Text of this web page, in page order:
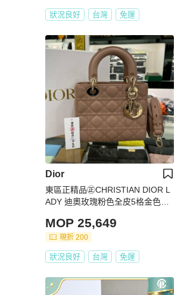
狀況良好 台灣 免運
Dior
東區正精品㊣CHRISTIAN DIOR L
ADY 迪奧玫瑰粉色全皮5格金色吊
Z5163
MOP 25,649
現折 200
狀況良好 台灣 免運